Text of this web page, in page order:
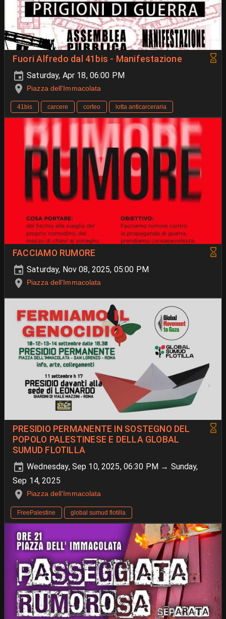
Fuori Alfredo dal 41bis - Manifestazione
Saturday, Apr 18, 06:00 PM
Piazza dell'Immacolata
41bis carcere corteo lotta anticarceraria
FACCIAMO RUMORE
Saturday, Nov 08, 2025, 05:00 PM
Piazza dell'Immacolata
PRESIDIO PERMANENTE IN SOSTEGNO DEL
POPOLO PALESTINESE E DELLA GLOBAL
SUMUD FLOTILLA
Wednesday, Sep 10, 2025, 06:30 PM → Sunday,
Sep 14, 2025
Piazza dell'Immacolata
FreePalestine global sumud flotilla